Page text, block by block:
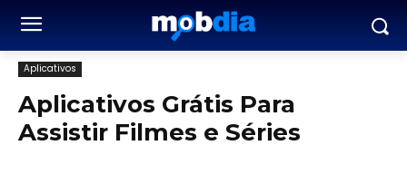
Aplicativos
Aplicativos Grátis Para
Assistir Filmes e Séries